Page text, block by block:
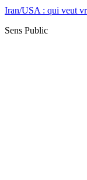
Iran/USA : qui veut
Sens Public